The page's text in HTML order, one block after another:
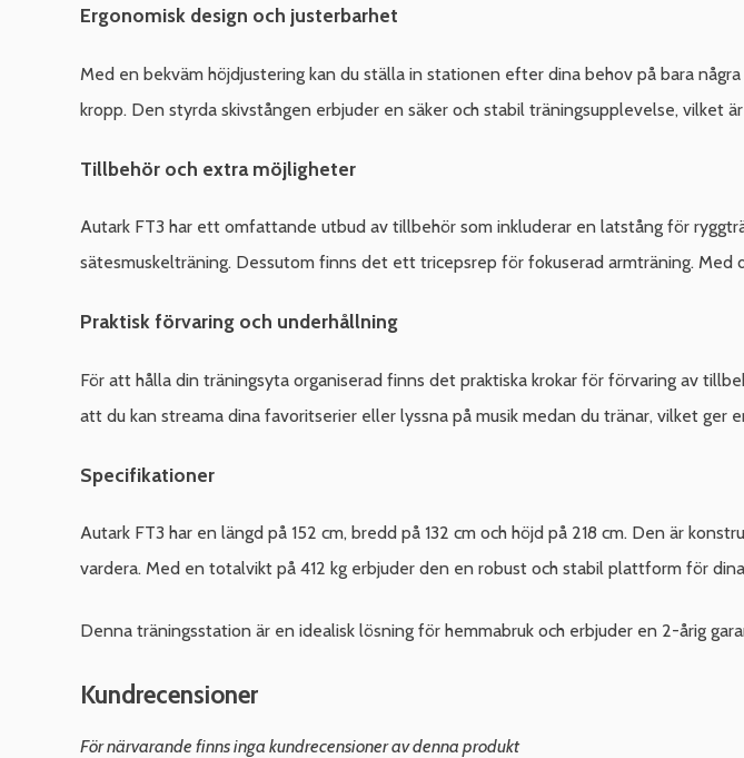
Ergonomisk design och justerbarhet
Med en bekväm höjdjustering kan du ställa in stationen efter dina behov på bara
kropp. Den styrda skivstången erbjuder en säker och stabil träningsupplevelse, vilket
Tillbehör och extra möjligheter
Autark FT3 har ett omfattande utbud av tillbehör som inkluderar en latstång för
sätesmuskelträning. Dessutom finns det ett tricepsrep för fokuserad armträning. Med
Praktisk förvaring och underhållning
För att hålla din träningsyta organiserad finns det praktiska krokar för förvaring av
att du kan streama dina favoritserier eller lyssna på musik medan du tränar, vilket ger
Specifikationer
Autark FT3 har en längd på 152 cm, bredd på 132 cm och höjd på 218 cm. Den är
vardera. Med en totalvikt på 412 kg erbjuder den en robust och stabil plattform för
Denna träningsstation är en idealisk lösning för hemmabruk och erbjuder en 2-årig
Kundrecensioner
För närvarande finns inga kundrecensioner av denna produkt